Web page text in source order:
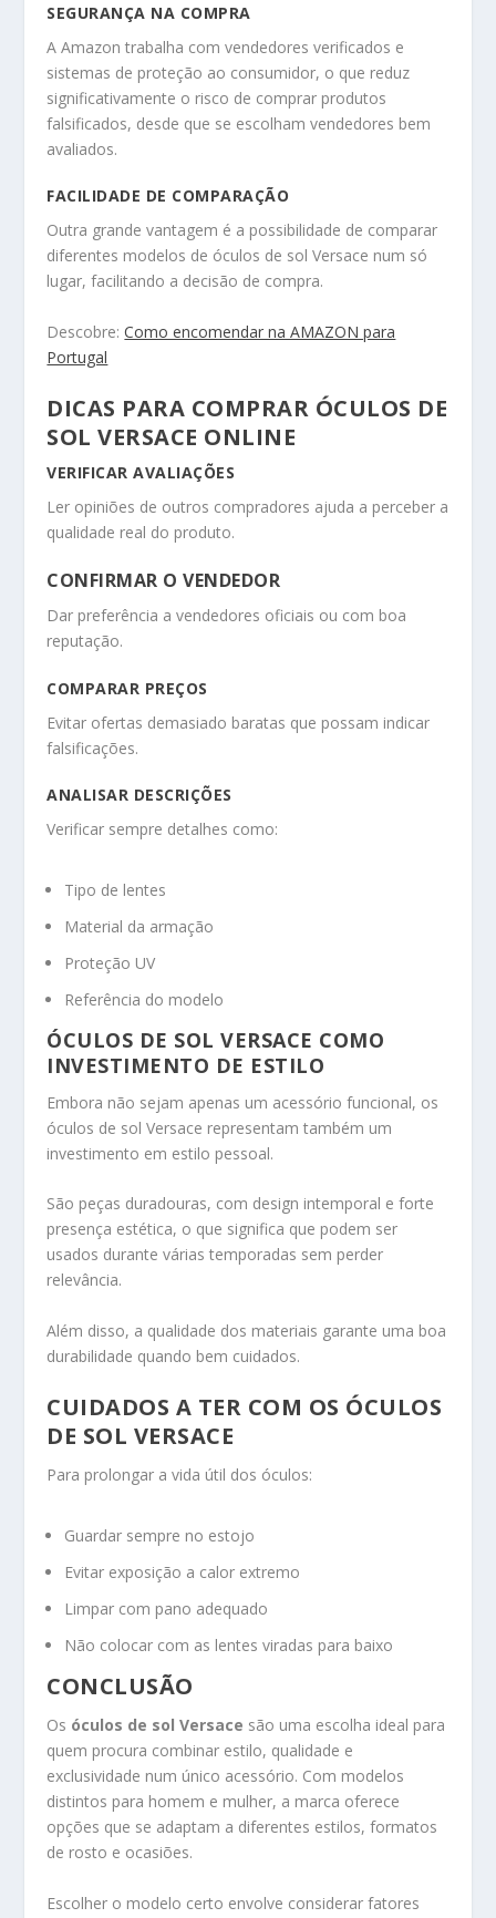
SEGURANÇA NA COMPRA
A Amazon trabalha com vendedores verificados e
sistemas de proteção ao consumidor, o que reduz
significativamente o risco de comprar produtos
falsificados, desde que se escolham vendedores bem
avaliados.
FACILIDADE DE COMPARAÇÃO
Outra grande vantagem é a possibilidade de comparar
diferentes modelos de óculos de sol Versace num só
lugar, facilitando a decisão de compra.
Descobre:Como encomendar na AMAZON para
Portugal
DICAS PARA COMPRAR ÓCULOS DE
SOL VERSACE ONLINE
VERIFICAR AVALIAÇÕES
Ler opiniões de outros compradores ajuda a perceber a
qualidade real do produto.
CONFIRMAR O VENDEDOR
Dar preferência a vendedores oficiais ou com boa
reputação.
COMPARAR PREÇOS
Evitar ofertas demasiado baratas que possam indicar
falsificações.
ANALISAR DESCRIÇÕES
Verificar sempre detalhes como:
Tipo de lentes
Material da armação
Proteção UV
Referência do modelo
ÓCULOS DE SOL VERSACE COMO
INVESTIMENTO DE ESTILO
Embora não sejam apenas um acessório funcional, os
óculos de sol Versace representam também um
investimento em estilo pessoal.
São peças duradouras, com design intemporal e forte
presença estética, o que significa que podem ser
usados durante várias temporadas sem perder
relevância.
Além disso, a qualidade dos materiais garante uma boa
durabilidade quando bem cuidados.
CUIDADOS A TER COM OS ÓCULOS
DE SOL VERSACE
Para prolongar a vida útil dos óculos:
Guardar sempre no estojo
Evitar exposição a calor extremo
Limpar com pano adequado
Não colocar com as lentes viradas para baixo
CONCLUSÃO
Os óculos de sol Versace são uma escolha ideal para
quem procura combinar estilo, qualidade e
exclusividade num único acessório. Com modelos
distintos para homem e mulher, a marca oferece
opções que se adaptam a diferentes estilos, formatos
de rosto e ocasiões.
Escolher o modelo certo envolve considerar fatores